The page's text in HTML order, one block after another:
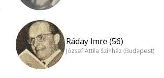
Ráday Imre (56)
József Attila Színház (Budapest)